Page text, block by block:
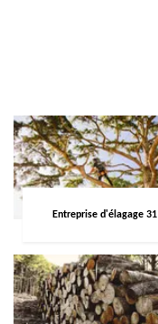
Entreprise d'élagage 31